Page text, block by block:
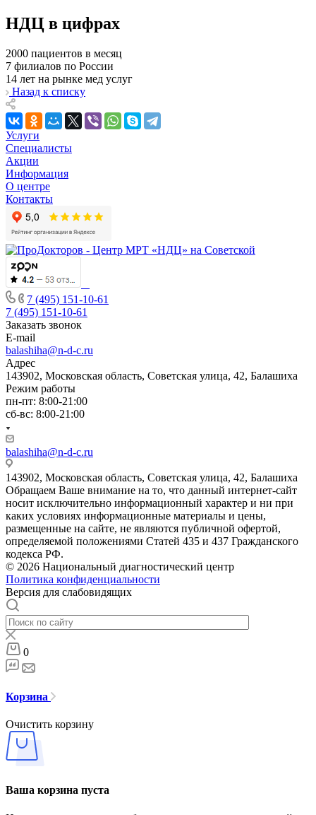
НДЦ в цифрах
2000 пациентов в месяц
7 филиалов по России
14 лет на рынке мед услуг
Назад к списку
Услуги
Специалисты
Акции
Информация
О центре
Контакты
7 (495) 151-10-61
7 (495) 151-10-61
Заказать звонок
E-mail
balashiha@n-d-c.ru
Адрес
143902, Московская область, Советская улица, 42, Балашиха
Режим работы
пн-пт: 8:00-21:00
сб-вс: 8:00-21:00
balashiha@n-d-c.ru
143902, Московская область, Советская улица, 42, Балашиха
Обращаем Ваше внимание на то, что данный интернет-сайт
носит исключительно информационный характер и ни при
каких условиях информационные материалы и цены,
размещенные на сайте, не являются публичной офертой,
определяемой положениями Статей 435 и 437 Гражданского
кодекса РФ.
© 2026 Национальный диагностический центр
Политика конфиденциальности
Версия для слабовидящих
0
Корзина
Очистить корзину
Ваша корзина пуста